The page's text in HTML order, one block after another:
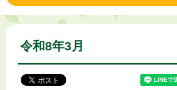
令和8年3月